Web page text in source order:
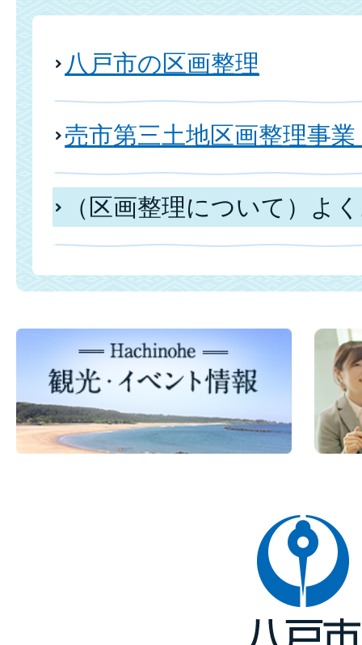
八戸市の区画整理
売市第三土地区画整理事
（区画整理について）よ
八
戸
市
Hachinohe